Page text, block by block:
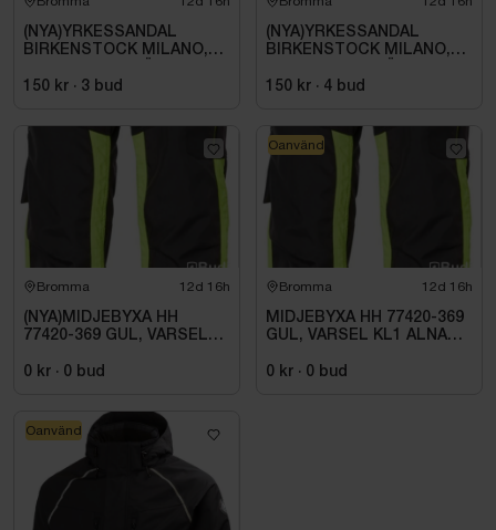
(NYA)YRKESSANDAL
BIRKENSTOCK MILANO,
SVART. STL 42
150 kr · 3 bud
(NYA)YRKESSANDAL
BIRKENSTOCK MILANO,
SVART. STL 42
150 kr · 4 bud
Bromma 12d 16h
(NYA)MIDJEBYXA HH
77420-369 GUL, VARSEL
0 kr · 0 bud
Bromma 12d 16h
MIDJEBYXA HH 77420-369
GUL, VARSEL KL1 ALNA
0 kr · 0 bud
Oanvänd
Oanvänd